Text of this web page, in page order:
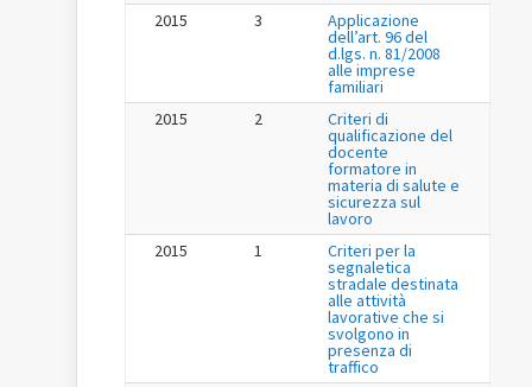
2015
3 Applicazione
dell’art. 96 del
d.lgs. n. 81/2008
alle imprese
familiari
2015
2 Criteri di
qualificazione del
docente
formatore in
materia di salute e
sicurezza sul
lavoro
2015
1 Criteri per la
segnaletica
stradale destinata
alle attività
lavorative che si
svolgono in
presenza di
traffico